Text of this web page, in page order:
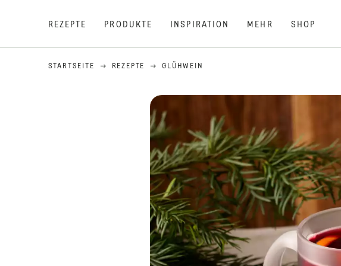
REZEPTE PRODUKTE INSPIRATION MEHR SHOP
STARTSEITE REZEPTE GLÜHWEIN